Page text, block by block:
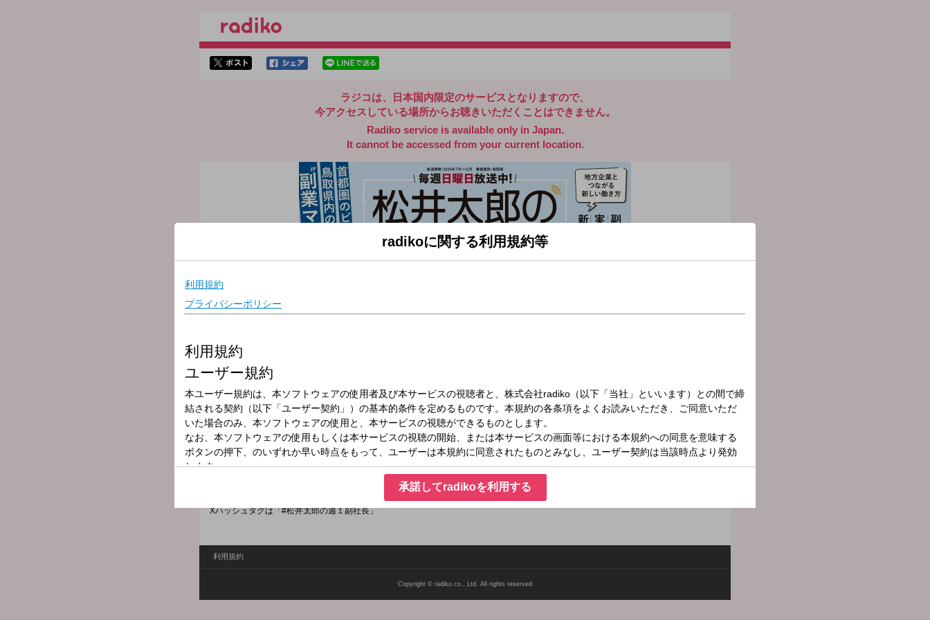
ラジコは、日本国内限定のサービスとなりますので、
今アクセスしている場所からお聴きいただくことはできません。
Radiko service is available only in Japan.
It cannot be accessed from your current location.
放送局
放送時間
2025年11月16日（日）17:00～17:30
番組名
松井太郎の週1副社長
これから社会人になる方から、キャリアアップ・キャリアチェンジを考えている方、
副業や地方への移住を考えている方、そして企業サイドからビジネス人材を求めている方まで、
Xハッシュタグは「#松井太郎の週１副社長」
利用規約
Copyright © radiko co., Ltd. All rights reserved
radikoに関する利用規約等
承諾してradikoを利用する